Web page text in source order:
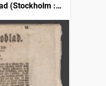
(Stockholm :